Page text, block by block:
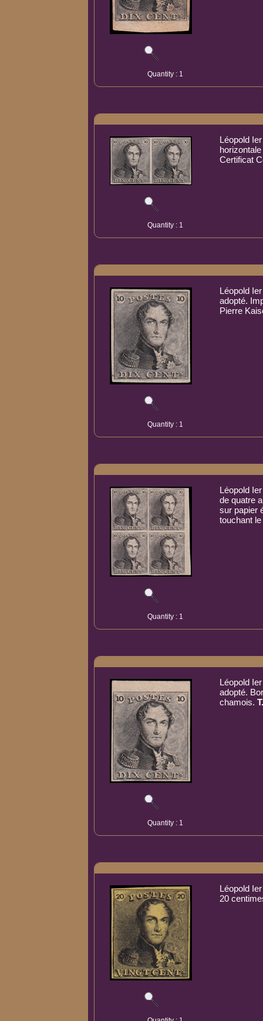
Quantity : 1
Léopold
Certificat
Quantity : 1
Léopold
adopté.
Pierre
Quantity : 1
Léopold
de quatre
sur papier
touchant
Quantity : 1
Léopold
adopté.
chamois.
Quantity : 1
Léopold
20